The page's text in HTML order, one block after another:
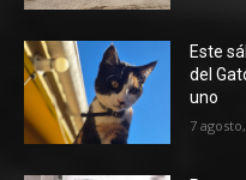
Este
del
uno
7